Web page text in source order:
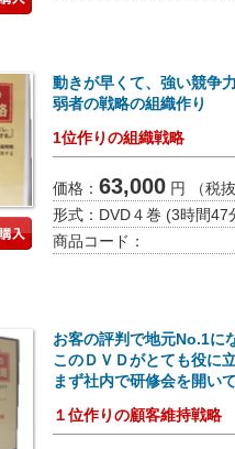
動きが早くて、強い競争
弱者の戦略の組織作り
1位作りの組織戦略
価格： 63,000 円
（税抜
形式： DVD４巻 (3時間47
商品コード：
お客の評判で地元No.1に
このＤＶＤがとても役に立
まず社内で研修会を開い
１位作りの顧客維持戦略